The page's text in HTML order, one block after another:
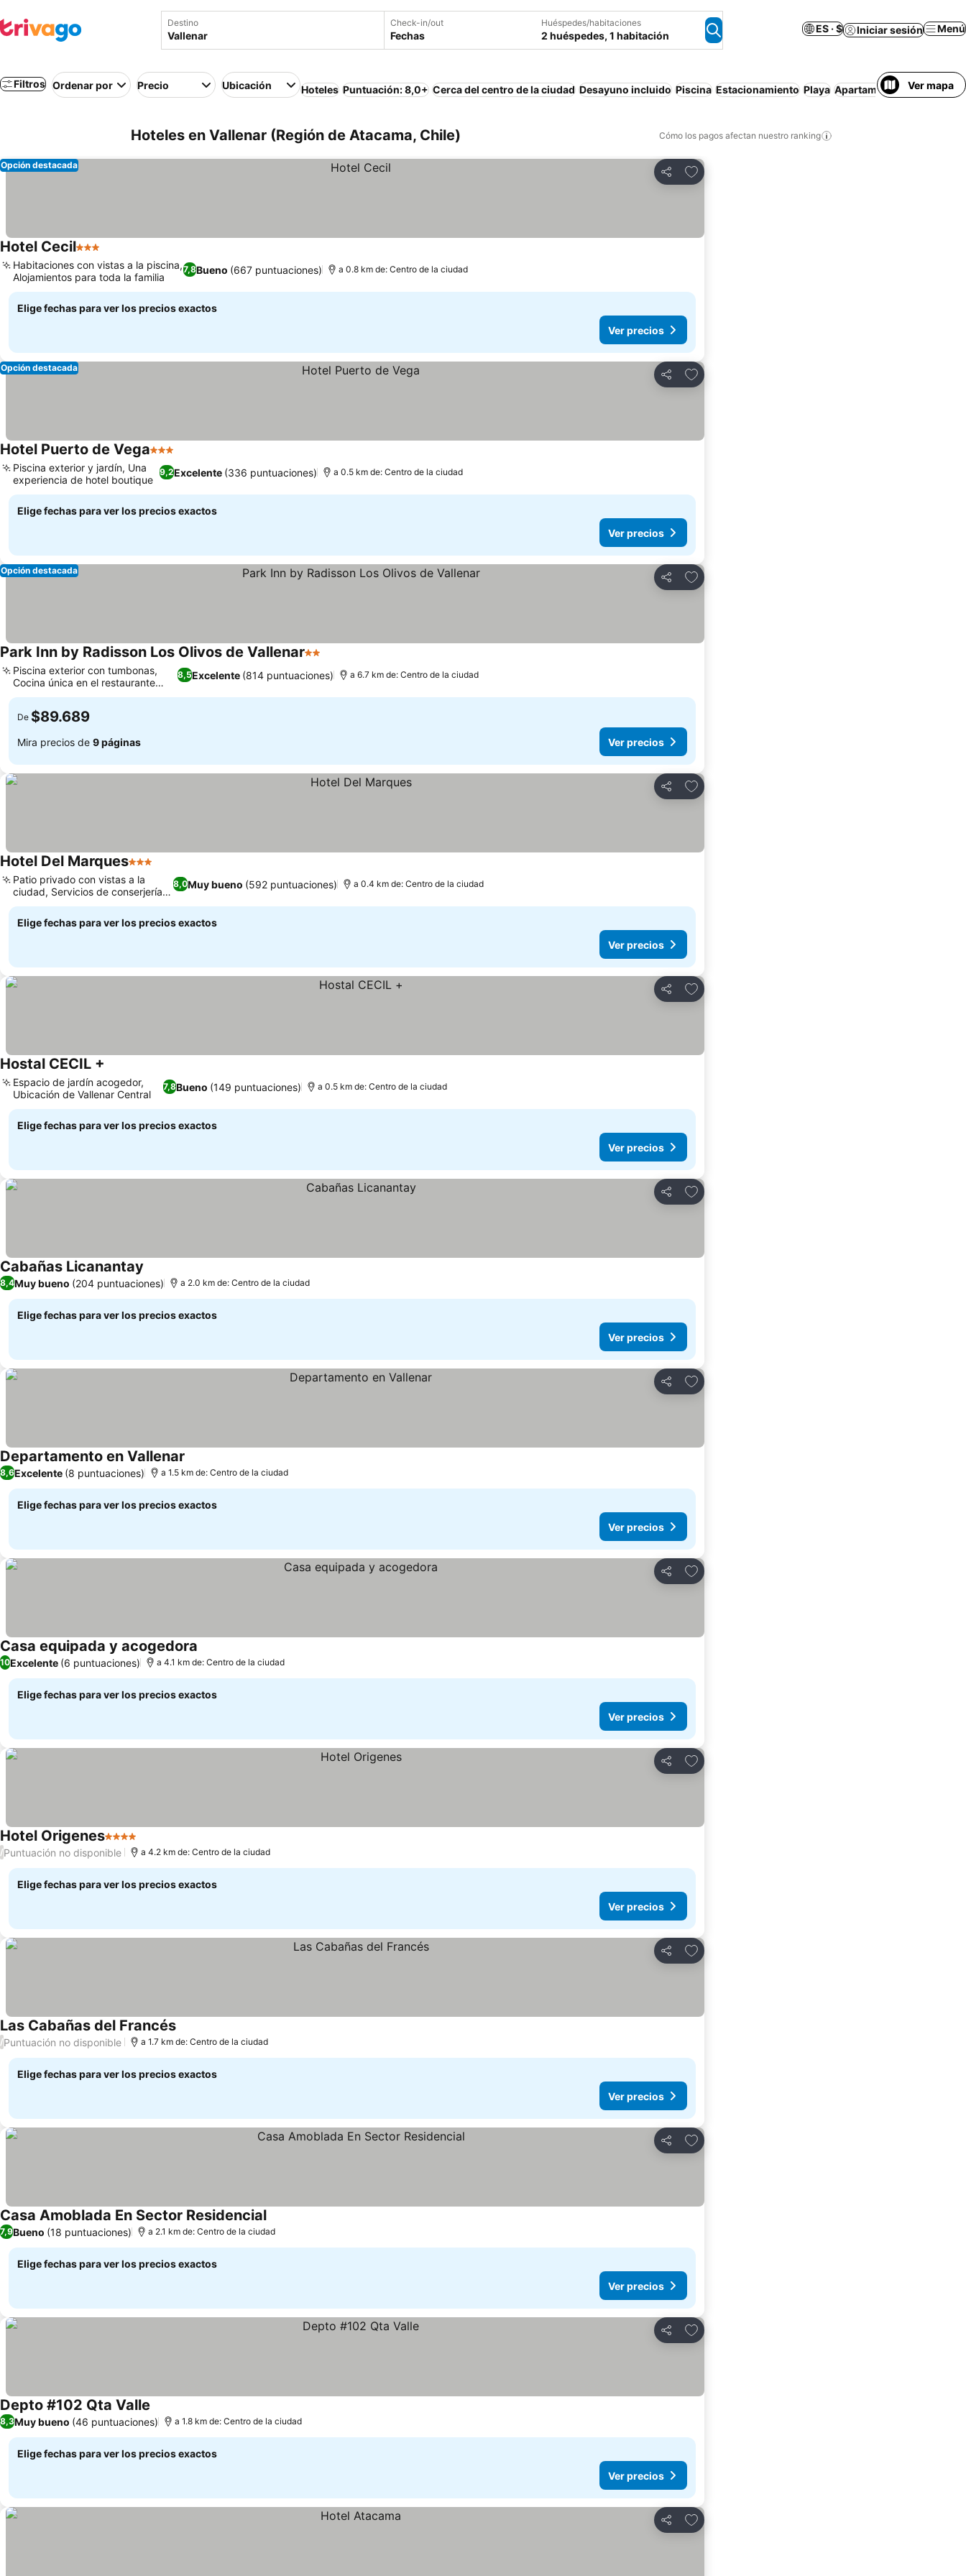
Destino Check-in/out
Fechas
Huéspedes/habitaciones
2 huéspedes, 1 habitación
ES · $ Iniciar sesión Menú
Filtros Ordenar por Precio Ubicación Hoteles Puntuación: 8,0+ Cerca del centro de la ciudad Desayuno incluido Piscina Estacionamiento Playa Apartamento amueblado
Ver mapa
Hoteles en Vallenar (Región de Atacama, Chile) Cómo los pagos afectan nuestro ranking
Compartir
Agregar a favoritos
Opción destacada
Hotel Cecil3 Estrellas
7,8Bueno (667 puntuaciones)
Habitaciones con vistas a la piscina,
Alojamientos para toda la familia
a 0.8 km de: Centro de la ciudad
Elige fechas para ver los precios exactos
Ver precios
Compartir
Agregar a favoritos
Opción destacada
Hotel Puerto de Vega3 Estrellas
9,2Excelente (336 puntuaciones)
Piscina exterior y jardín, Una
experiencia de hotel boutique
a 0.5 km de: Centro de la ciudad
Elige fechas para ver los precios exactos
Ver precios
Compartir
Agregar a favoritos
Opción destacada
Park Inn by Radisson Los Olivos de Vallenar2 Estrellas
8,5Excelente (814 puntuaciones)
Piscina exterior con tumbonas,
Cocina única en el restaurante
Nontai
a 6.7 km de: Centro de la ciudad
De $89.689
Mira precios de 9 páginas Ver precios
Compartir
Agregar a favoritos
Hotel Del Marques3 Estrellas
8,0Muy bueno (592 puntuaciones)
Patio privado con vistas a la
ciudad, Servicios de conserjería y
tours
a 0.4 km de: Centro de la ciudad
Elige fechas para ver los precios exactos
Ver precios
Compartir
Agregar a favoritos
Hostal CECIL +
7,8Bueno (149 puntuaciones)
Espacio de jardín acogedor,
Ubicación de Vallenar Central
a 0.5 km de: Centro de la ciudad
Elige fechas para ver los precios exactos
Ver precios
Compartir
Agregar a favoritos
Cabañas Licanantay
8,4Muy bueno (204 puntuaciones) a 2.0 km de: Centro de la ciudad
Elige fechas para ver los precios exactos
Ver precios
Compartir
Agregar a favoritos
Departamento en Vallenar
8,6Excelente (8 puntuaciones) a 1.5 km de: Centro de la ciudad
Elige fechas para ver los precios exactos
Ver precios
Compartir
Agregar a favoritos
Casa equipada y acogedora
10Excelente (6 puntuaciones) a 4.1 km de: Centro de la ciudad
Elige fechas para ver los precios exactos
Ver precios
Compartir
Agregar a favoritos
Hotel Origenes4 Estrellas
/Puntuación no disponible a 4.2 km de: Centro de la ciudad
Elige fechas para ver los precios exactos
Ver precios
Compartir
Agregar a favoritos
Las Cabañas del Francés
/Puntuación no disponible a 1.7 km de: Centro de la ciudad
Elige fechas para ver los precios exactos
Ver precios
Compartir
Agregar a favoritos
Casa Amoblada En Sector Residencial
7,9Bueno (18 puntuaciones) a 2.1 km de: Centro de la ciudad
Elige fechas para ver los precios exactos
Ver precios
Compartir
Agregar a favoritos
Depto #102 Qta Valle
8,3Muy bueno (46 puntuaciones) a 1.8 km de: Centro de la ciudad
Elige fechas para ver los precios exactos
Ver precios
Compartir
Agregar a favoritos